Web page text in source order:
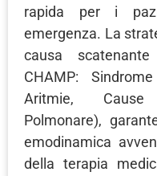
rapida per i
emergenza. La
causa
CHAMP:
Aritmie, Cause
Polmonare),
emodinamica
della terapia